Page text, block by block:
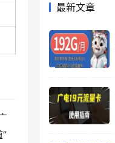
最新文章